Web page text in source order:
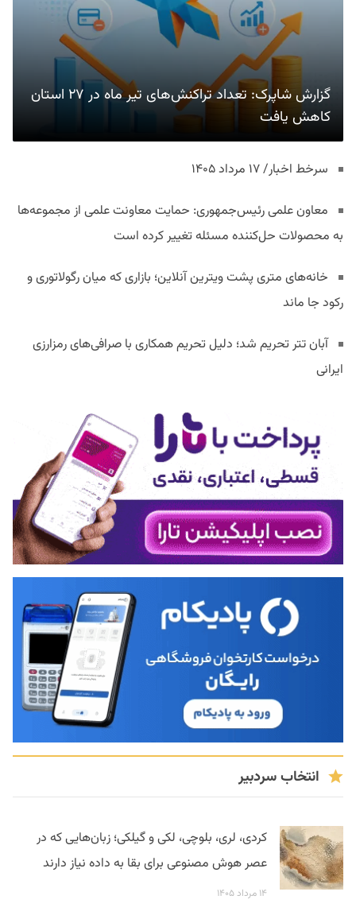
گزارش شاپرک: تعداد تراکنش‌های تیر ماه در ۲۷ استان‌
کاهش یافت
سرخط اخبار/ ۱۷ مرداد ۱۴۰۵
معاون علمی رئیس‌جمهوری: حمایت معاونت علمی از مجموعه‌ها
به محصولات حل‌کننده مسئله تغییر کرده است
خانه‌های متری پشت ویترین آنلاین؛ بازاری که میان رگولاتوری و
رکود جا ماند
آبان تتر تحریم شد؛ دلیل تحریم همکاری با صرافی‌های رمزارزی
ایرانی
انتخاب سردبیر
کردی، لری، بلوچی، لکی و گیلکی؛ زبان‌هایی که در
عصر هوش مصنوعی برای بقا به داده نیاز دارند
۱۴ مرداد ۱۴۰۵